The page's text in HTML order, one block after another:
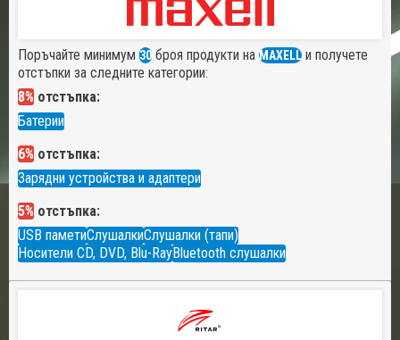
Поръчайте минимум 30 броя продукти на MAXELL и получете
отстъпки за следните категории:
8% отстъпка:
Батерии
6% отстъпка:
Зарядни устройства и адаптери
5% отстъпка:
USB паметиСлушалкиСлушалки (тапи)
Носители CD, DVD, Blu-RayBluetooth слушалки